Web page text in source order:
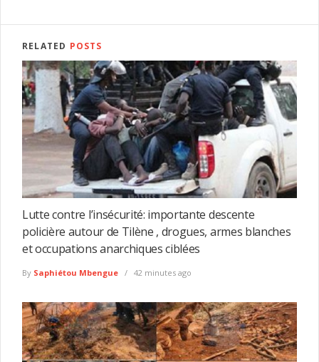
RELATED POSTS
Lutte contre l’insécurité: importante descente
policière autour de Tilène , drogues, armes blanches
et occupations anarchiques ciblées
By Saphiétou Mbengue 42 minutes ago